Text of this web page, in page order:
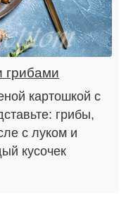
грибами
картошкой с
грибы,
с луком и
кусочек